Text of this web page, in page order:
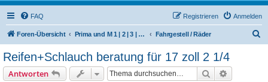
FAQ Anmelden
Registrieren
Foren-Übersicht Prima und M 1 | 2 | 3 | 4 | 5 | 6 | 504/506 M | 510 | 512 (Hercules / SACHS / DKW) Fahrgestell / Räder
Reifen+Schlauch beratung für 17 zoll 2 1/4
Antworten Suche